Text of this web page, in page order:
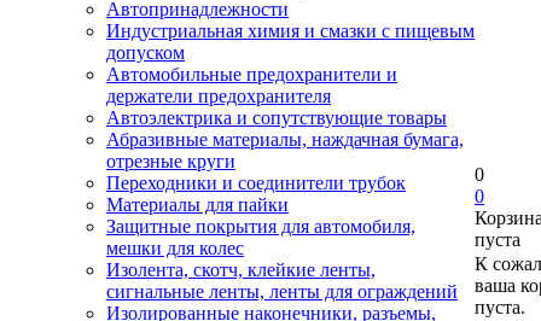
Автопринадлежности
Индустриальная химия и смазки с пищевым
допуском
Автомобильные предохранители и
держатели предохранителя
Автоэлектрика и сопутствующие товары
Абразивные материалы, наждачная бумага,
отрезные круги
Переходники и соединители трубок
Материалы для пайки
Защитные покрытия для автомобиля,
мешки для колес
Изолента, скотч, клейкие ленты,
сигнальные ленты, ленты для ограждений
Изолированные наконечники, разъемы,
0
0
пуста
К
ваша
пуста.